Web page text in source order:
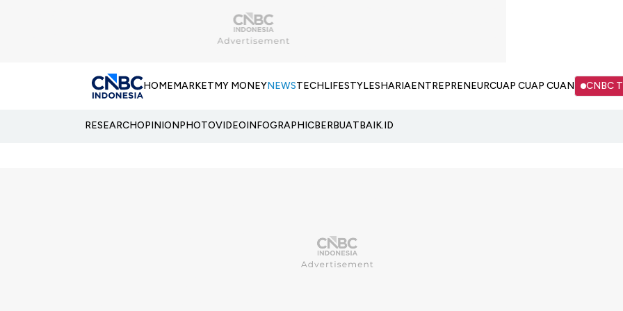
HOMEMARKETMY MONEYNEWSTECHLIFESTYLESHARIAENTREPRENEURCUAP CUAP CUAN CNBC
RESEARCHOPINIONPHOTOVIDEOINFOGRAPHICBERBUATBAIK.ID